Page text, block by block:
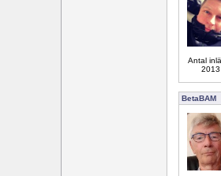
Antal
2013
BetaBAM